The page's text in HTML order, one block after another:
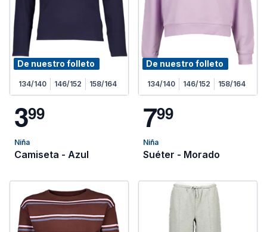
De nuestro folleto
134/140 146/152 158/164
399
Niña
Camiseta - Azul
De nuestro folleto
134/140 146/152 158/164
799
Niña
Suéter - Morado